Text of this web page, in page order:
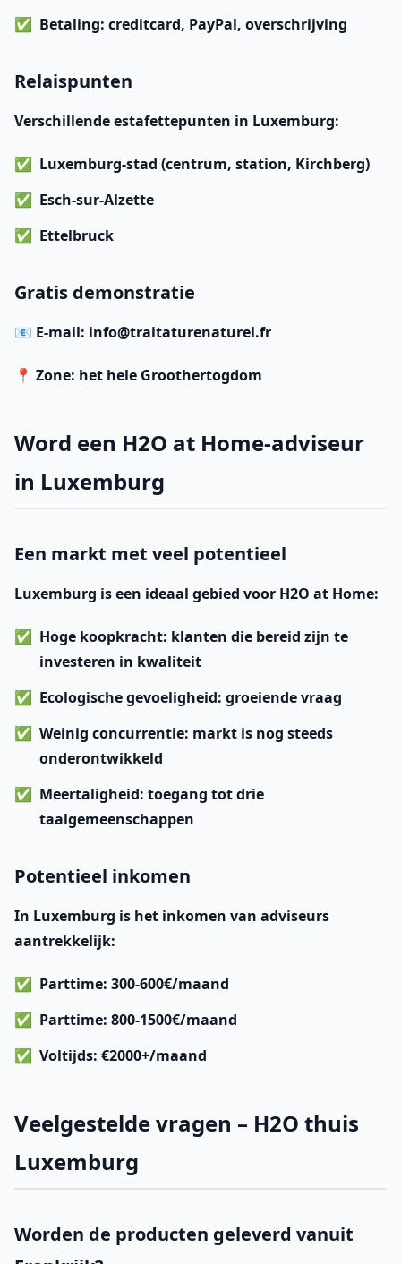
Betaling: creditcard, PayPal, overschrijving
Relaispunten
Verschillende estafettepunten in Luxemburg:
Luxemburg-stad (centrum, station, Kirchberg)
Esch-sur-Alzette
Ettelbruck
Gratis demonstratie
📧 E-mail: info@traitaturenaturel.fr
📍 Zone: het hele Groothertogdom
Word een H2O at Home-adviseur
in Luxemburg
Een markt met veel potentieel
Luxemburg is een ideaal gebied voor H2O at Home:
Hoge koopkracht: klanten die bereid zijn te
investeren in kwaliteit
Ecologische gevoeligheid: groeiende vraag
Weinig concurrentie: markt is nog steeds
onderontwikkeld
Meertaligheid: toegang tot drie
taalgemeenschappen
Potentieel inkomen
In Luxemburg is het inkomen van adviseurs
aantrekkelijk:
Parttime: 300-600€/maand
Parttime: 800-1500€/maand
Voltijds: €2000+/maand
Veelgestelde vragen – H2O thuis
Luxemburg
Worden de producten geleverd vanuit